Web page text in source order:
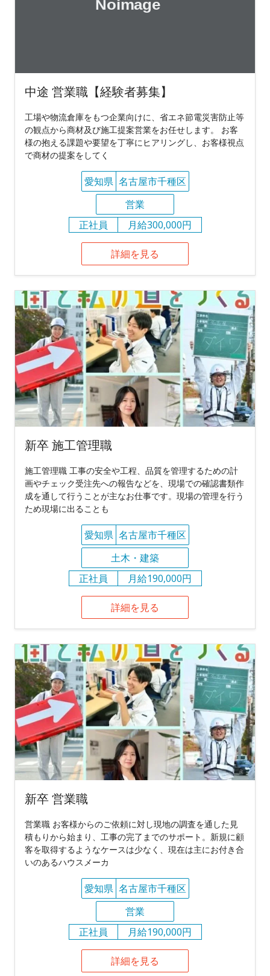
中途 営業職【経験者募集】
工場や物流倉庫をもつ企業向けに、省エネ節電災害防止等
の観点から商材及び施工提案営業をお任せします。 お客
様の抱える課題や要望を丁寧にヒアリングし、お客様視点
で商材の提案をしてく
愛知県 名古屋市千種区
営業
正社員
月給300,000円
詳細を見る
新卒 施工管理職
施工管理職 工事の安全や工程、品質を管理するための計
画やチェック受注先への報告などを、現場での確認書類作
成を通して行うことが主なお仕事です。現場の管理を行う
ため現場に出ることも
愛知県 名古屋市千種区
土木・建築
正社員
月給190,000円
詳細を見る
新卒 営業職
営業職 お客様からのご依頼に対し現地の調査を通した見
積もりから始まり、工事の完了までのサポート。新規に顧
客を取得するようなケースは少なく、現在は主にお付き合
いのあるハウスメーカ
愛知県 名古屋市千種区
営業
正社員
月給190,000円
詳細を見る